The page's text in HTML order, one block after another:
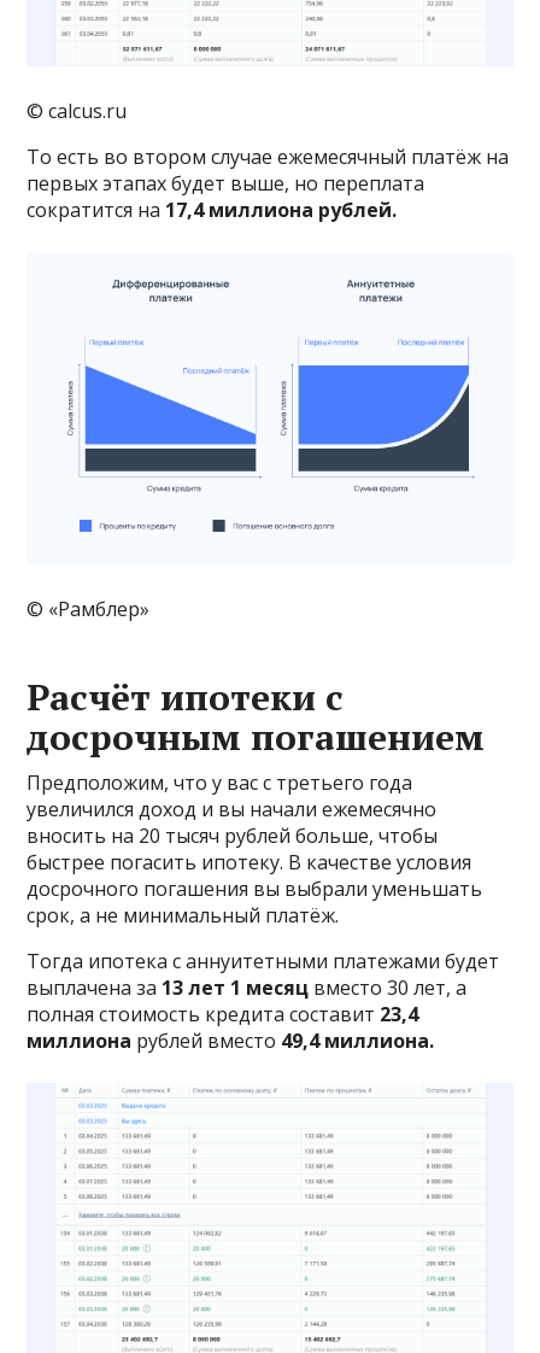
© calcus.ru
То есть во втором случае ежемесячный платёж на
первых этапах будет выше, но переплата
сократится на 17,4 миллиона рублей.
© «Рамблер»
Расчёт ипотеки с
досрочным погашением
Предположим, что у вас с третьего года
увеличился доход и вы начали ежемесячно
вносить на 20 тысяч рублей больше, чтобы
быстрее погасить ипотеку. В качестве условия
досрочного погашения вы выбрали уменьшать
срок, а не минимальный платёж.
Тогда ипотека с аннуитетными платежами будет
выплачена за 13 лет 1 месяц вместо 30 лет, а
полная стоимость кредита составит 23,4
миллиона рублей вместо 49,4 миллиона.